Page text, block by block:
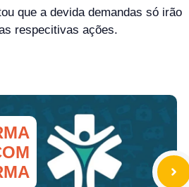
que a devida demandas só irão
respecitivas ações.